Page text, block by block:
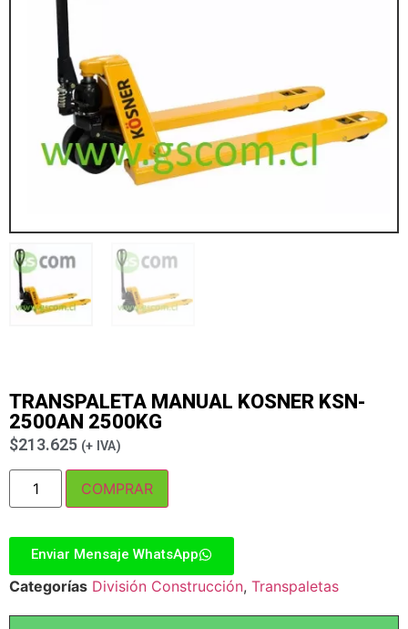
TRANSPALETA MANUAL KOSNER KSN-
2500AN 2500KG
$213.625 (+ IVA)
COMPRAR
Enviar Mensaje WhatsApp
Categorías División Construcción, Transpaletas